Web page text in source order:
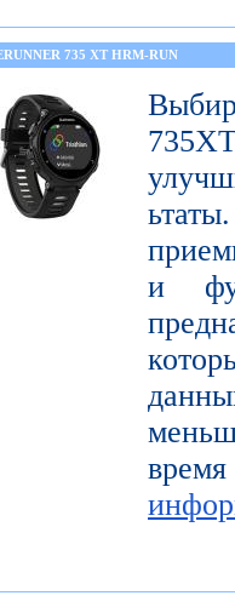
735 XT HRM-RUN
и